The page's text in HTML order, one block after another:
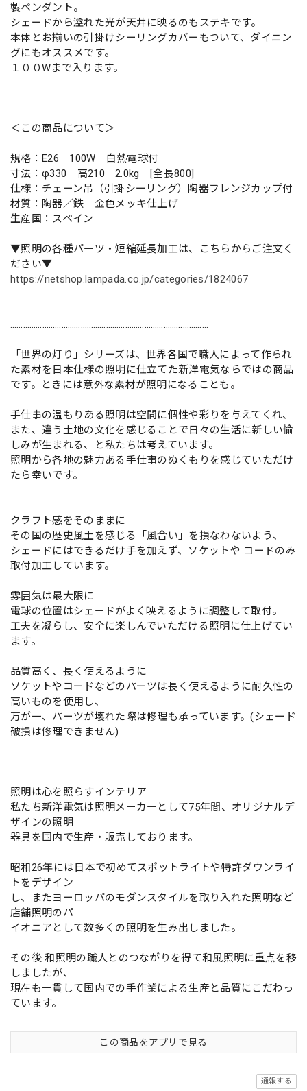
製ペンダント。
シェードから溢れた光が天井に映るのもステキです。
本体とお揃いの引掛けシーリングカバーもついて、ダイニン
グにもオススメです。
１００Wまで入ります。
＜この商品について＞
規格：E26 100W 白熱電球付
寸法：φ330 高210 2.0kg [全長800]
仕様：チェーン吊（引掛シーリング）陶器フレンジカップ付
材質：陶器／鉄 金色メッキ仕上げ
生産国：スペイン
▼照明の各種パーツ・短縮延長加工は、こちらからご注文く
ださい▼
https://netshop.lampada.co.jp/categories/1824067
…………………………………………………………………………………
「世界の灯り」シリーズは、世界各国で職人によって作られ
た素材を日本仕様の照明に仕立てた新洋電気ならではの商品
です。ときには意外な素材が照明になることも。
手仕事の温もりある照明は空間に個性や彩りを与えてくれ、
また、違う土地の文化を感じることで日々の生活に新しい愉
しみが生まれる、と私たちは考えています。
照明から各地の魅力ある手仕事のぬくもりを感じていただけ
たら幸いです。
クラフト感をそのままに
その国の歴史風土を感じる「風合い」を損なわないよう、
シェードにはできるだけ手を加えず、ソケットや コードのみ
取付加工しています。
雰囲気は最大限に
電球の位置はシェードがよく映えるように調整して取付。
工夫を凝らし、安全に楽しんでいただける照明に仕上げてい
ます。
品質高く、長く使えるように
ソケットやコードなどのパーツは長く使えるように耐久性の
高いものを使用し、
万が一、パーツが壊れた際は修理も承っています。(シェード
破損は修理できません)
照明は心を照らすインテリア
私たち新洋電気は照明メーカーとして75年間、オリジナルデ
ザインの照明
器具を国内で生産・販売しております。
昭和26年には日本で初めてスポットライトや特許ダウンライ
トをデザイン
し、またヨーロッパのモダンスタイルを取り入れた照明など
店舗照明のパ
イオニアとして数多くの照明を生み出しました。
その後 和照明の職人とのつながりを得て和風照明に重点を移
しましたが、
現在も一貫して国内での手作業による生産と品質にこだわっ
ています。
この商品をアプリで見る
通報する